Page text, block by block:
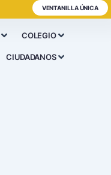
VENTANILLA ÚNICA
COLEGIO
CIUDADANOS